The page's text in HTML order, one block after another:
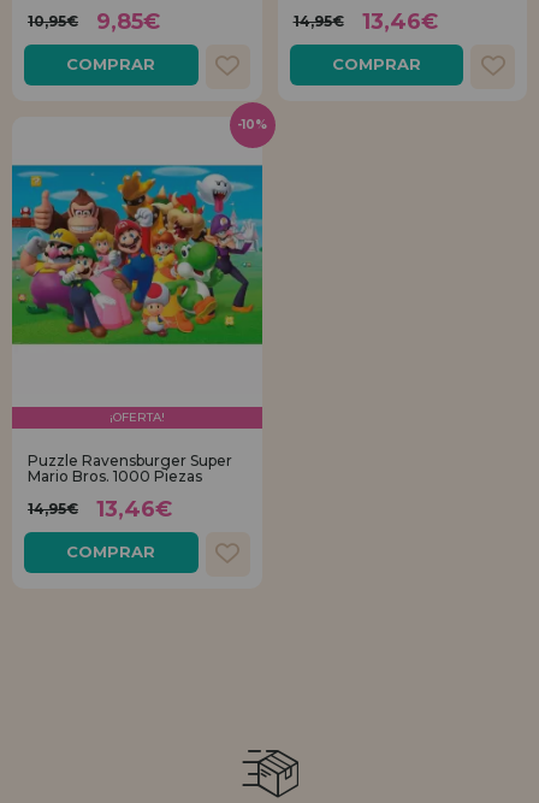
10,95€ 9,85€
COMPRAR
14,95€
13,46€
COMPRAR
¡OFERTA!
Puzzle Ravensburger Super
Mario Bros. 1000 Piezas
14,95€
13,46€
COMPRAR
-10%